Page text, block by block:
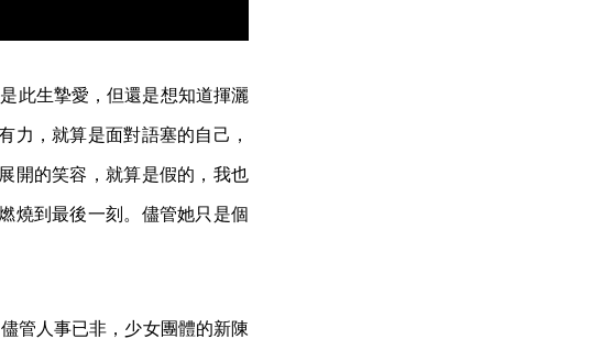
此生摯愛，但還是想知道揮灑
力，就算是面對語塞的自己，
開的笑容，就算是假的，我也
燒到最後一刻。儘管她只是個
管人事已非，少女團體的新陳